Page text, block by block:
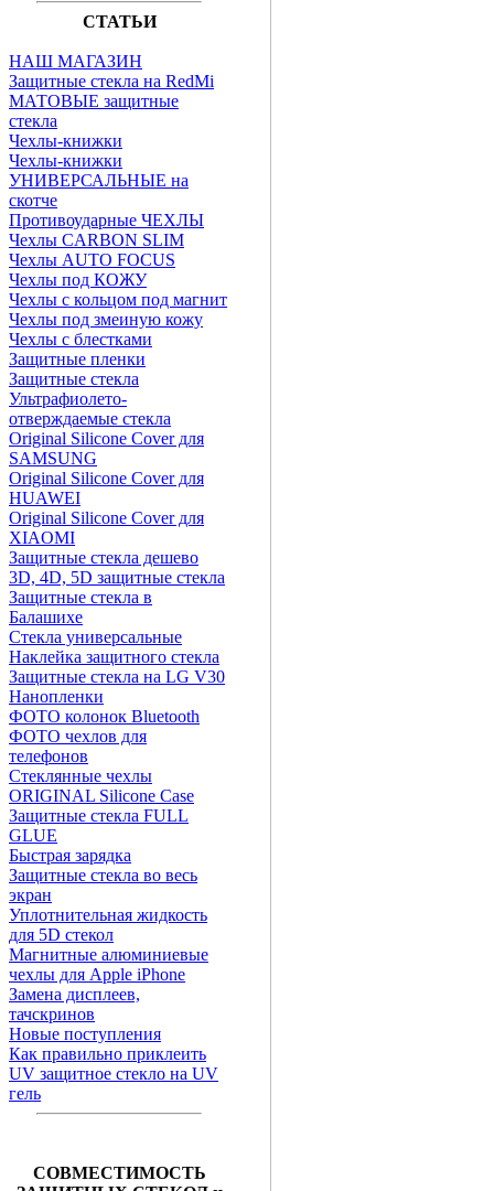
СТАТЬИ
НАШ МАГАЗИН
Защитные стекла на RedMi
МАТОВЫЕ защитные
стекла
Чехлы-книжки
Чехлы-книжки
УНИВЕРСАЛЬНЫЕ на
скотче
Противоударные ЧЕХЛЫ
Чехлы CARBON SLIM
Чехлы AUTO FOCUS
Чехлы под КОЖУ
Чехлы с кольцом под магнит
Чехлы под змеиную кожу
Чехлы с блестками
Защитные пленки
Защитные стекла
Ультрафиолето-
отверждаемые стекла
Original Silicone Cover для
SAMSUNG
Original Silicone Cover для
HUAWEI
Original Silicone Cover для
XIAOMI
Защитные стекла дешево
3D, 4D, 5D защитные стекла
Защитные стекла в
Балашихе
Стекла универсальные
Наклейка защитного стекла
Защитные стекла на LG V30
Нанопленки
ФОТО колонок Bluetooth
ФOTO чехлов для
телефонов
Стеклянные чехлы
ORIGINAL Silicone Case
Защитные стекла FULL
GLUE
Быстрая зарядка
Защитные стекла во весь
экран
Уплотнительная жидкость
для 5D стекол
Магнитные алюминиевые
чехлы для Apple iPhone
Замена дисплеев,
тачскринов
Новые поступления
Как правильно приклеить
UV защитное стекло на UV
гель
СОВМЕСТИМОСТЬ